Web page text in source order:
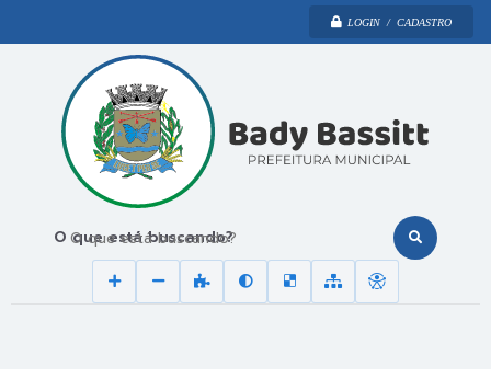
LOGIN / CADASTRO
O que está buscando?